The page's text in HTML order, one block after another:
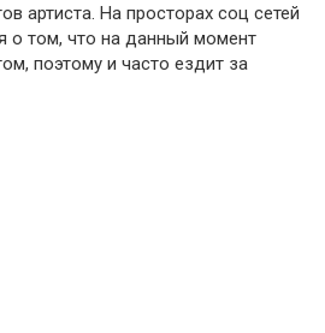
артиста. На просторах соц сетей
о том, что на данный момент
поэтому и часто ездит за